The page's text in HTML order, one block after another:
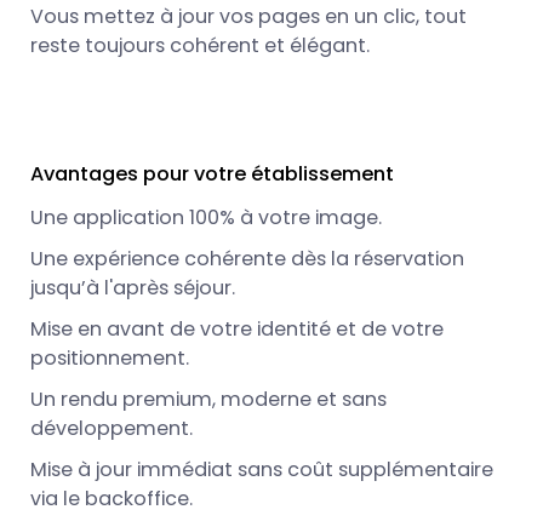
Vous mettez à jour vos pages en un clic, tout
reste toujours cohérent et élégant.
Avantages pour votre établissement
Une application 100% à votre image.
Une expérience cohérente dès la réservation
jusqu’à l'après séjour.
Mise en avant de votre identité et de votre
positionnement.
Un rendu premium, moderne et sans
développement.
Mise à jour immédiat sans coût supplémentaire
via le backoffice.